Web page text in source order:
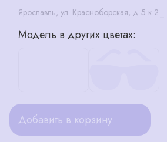
Ярославль, ул. Красноборская, д 5 к 2
Модель в других цветах:
Добавить в корзину